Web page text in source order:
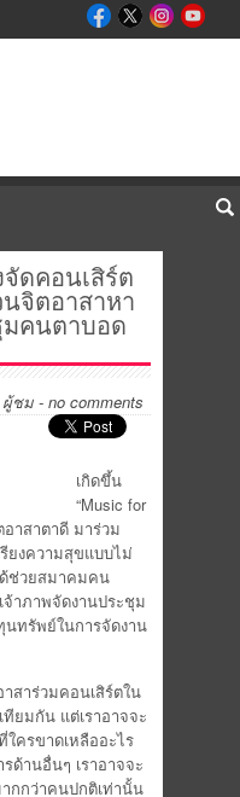
ดคอนเสิร์ต
วนจิตอาสาหา
มคนตาบอด
ชม - no comments
เกิดขึ้น
“Music for
าสาตาดี มาร่วม
ยงความสุขแบบไม่
ช่วยสมาคมคน
จ้าภาพจัดงานประชุม
ทรัพย์ในการจัดงาน
สาร่วมคอนเสิร์ตใน
ยมกัน แต่เราอาจจะ
ครขาดเหลืออะไร
านอื่นๆ เราอาจจะ
กกว่าคนปกติเท่านั้น